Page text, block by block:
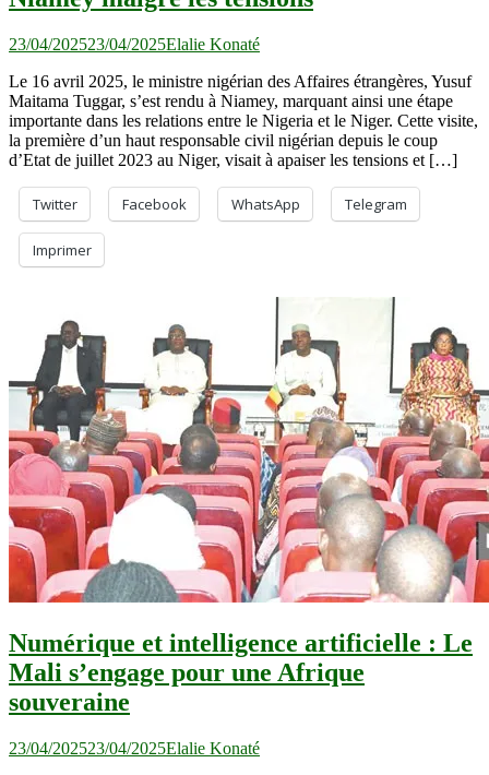
23/04/202523/04/2025Elalie Konaté
Le 16 avril 2025, le ministre nigérian des Affaires étrangères, Yusuf
Maitama Tuggar, s’est rendu à Niamey, marquant ainsi une étape
importante dans les relations entre le Nigeria et le Niger. Cette visite,
la première d’un haut responsable civil nigérian depuis le coup
d’Etat de juillet 2023 au Niger, visait à apaiser les tensions et […]
Twitter Facebook WhatsApp Telegram
Imprimer
Numérique et intelligence artificielle : Le
Mali s’engage pour une Afrique
souveraine
23/04/202523/04/2025Elalie Konaté